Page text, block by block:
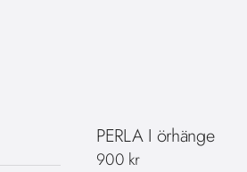
PERLA I örhänge
900 kr